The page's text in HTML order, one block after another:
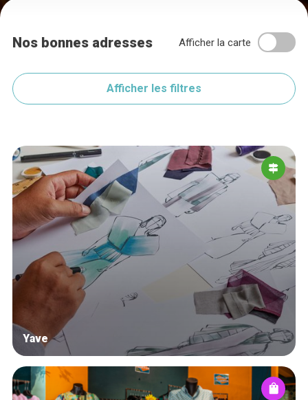
Nos bonnes adresses Afficher la carte
Afficher les filtres
Yave